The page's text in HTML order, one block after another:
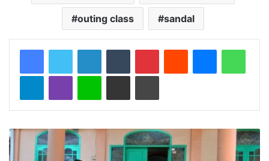
outing class sandal
LinkedInTumblr PinterestReddit Messenger
TelegramViber Line Share via Email Print